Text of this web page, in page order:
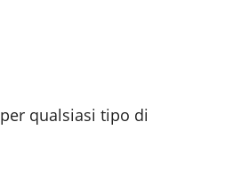
per qualsiasi tipo di